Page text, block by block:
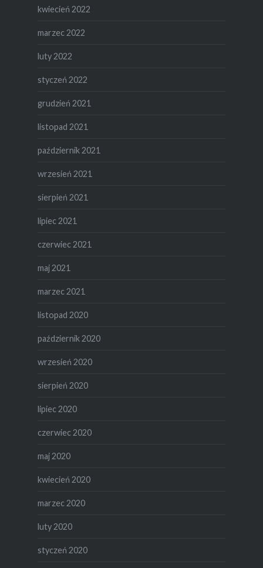
kwiecień 2022
marzec 2022
luty 2022
styczeń 2022
grudzień 2021
listopad 2021
październik 2021
wrzesień 2021
sierpień 2021
lipiec 2021
czerwiec 2021
maj 2021
marzec 2021
listopad 2020
październik 2020
wrzesień 2020
sierpień 2020
lipiec 2020
czerwiec 2020
maj 2020
kwiecień 2020
marzec 2020
luty 2020
styczeń 2020